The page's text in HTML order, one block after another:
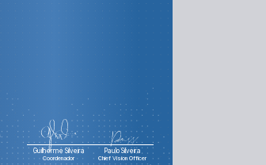
Guilherme Silveira
Coordenador
Paulo Silveira
Chief Vision Officer